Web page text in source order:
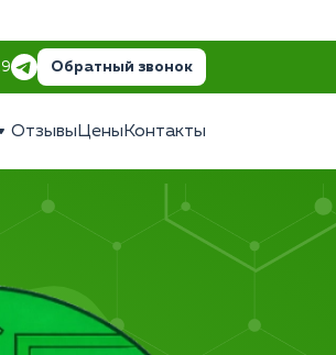
Обратный звонок
Отзывы Цены Контакты